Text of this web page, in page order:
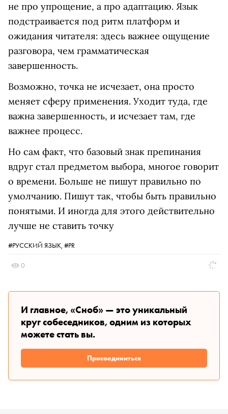
не про упрощение, а про адаптацию. Язык
подстраивается под ритм платформ и
ожидания читателя: здесь важнее ощущение
разговора, чем грамматическая
завершенность.
Возможно, точка не исчезает, она просто
меняет сферу применения. Уходит туда, где
важна завершенность, и исчезает там, где
важнее процесс.
Но сам факт, что базовый знак препинания
вдруг стал предметом выбора, многое говорит
о времени. Больше не пишут правильно по
умолчанию. Пишут так, чтобы быть правильно
понятыми. И иногда для этого действительно
лучше не ставить точку
#РУССКИЙ ЯЗЫК, #PR
0
И главное, «Сноб» — это уникальный
круг собеседников, одним из которых
можете стать вы.
Присоединиться